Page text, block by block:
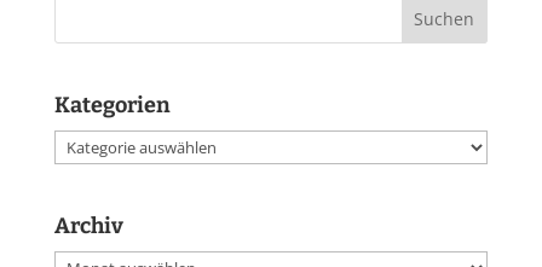
Kategorien
Kategorien
Archiv